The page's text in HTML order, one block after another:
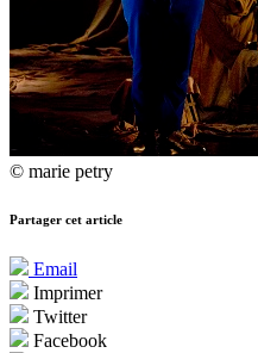
© marie petry
Partager cet article
Email
Imprimer
Twitter
Facebook